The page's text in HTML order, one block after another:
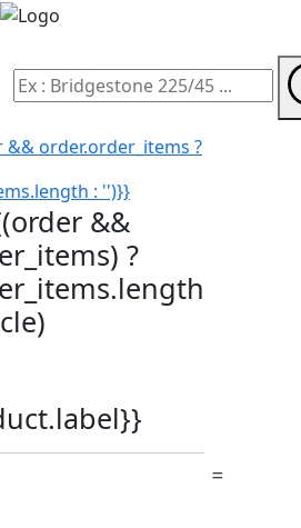
order.order_items ?
: '')}}
&&
?